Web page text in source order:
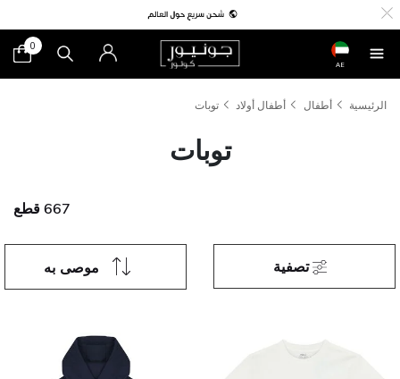
AE
0
الرئيسية أطفال أطفال أولاد توبات
توبات
667 قطع
موصى به تصفية